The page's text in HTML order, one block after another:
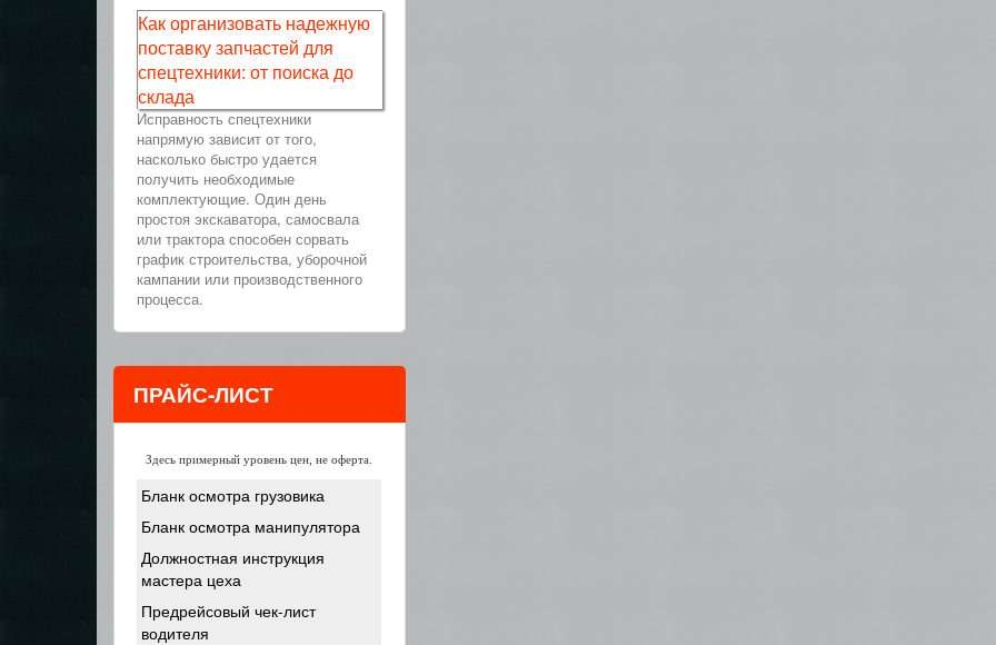
Как организовать надежную
поставку запчастей для
спецтехники: от поиска до
склада
Исправность спецтехники
напрямую зависит от того,
насколько быстро удается
получить необходимые
комплектующие. Один день
простоя экскаватора, самосвала
или трактора способен сорвать
график строительства, уборочной
кампании или производственного
процесса.
ПРАЙС-ЛИСТ
Здесь примерный уровень цен, не оферта.
Бланк осмотра грузовика
Бланк осмотра манипулятора
Должностная инструкция
мастера цеха
Предрейсовый чек-лист
водителя